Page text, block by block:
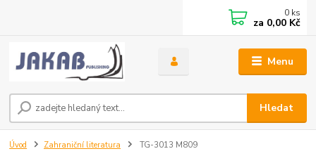
Menu
Hledat
0 ks
za 0,00 Kč
Úvod Zahraniční literatura TG-3013 M809